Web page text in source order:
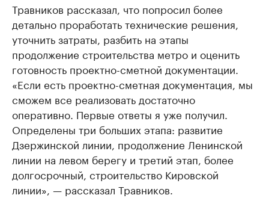
Травников рассказал, что попросил более
детально проработать технические решения,
уточнить затраты, разбить на этапы
продолжение строительства метро и оценить
готовность проектно-сметной документации.
«Если есть проектно-сметная документация, мы
сможем все реализовать достаточно
оперативно. Первые ответы я уже получил.
Определены три больших этапа: развитие
Дзержинской линии, продолжение Ленинской
линии на левом берегу и третий этап, более
долгосрочный, строительство Кировской
линии», — рассказал Травников.